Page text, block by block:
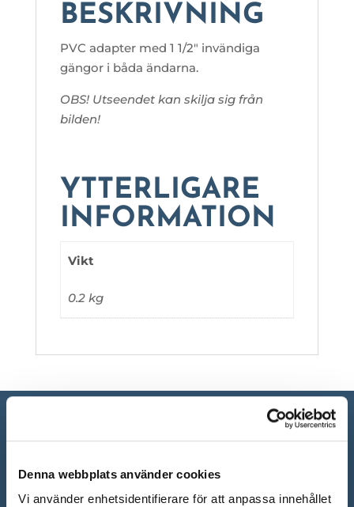
Denna webbplats använder cookies
Vi använder enhetsidentifierare för att anpassa innehållet
BESKRIVNING
PVC adapter med 1 1/2″ invändiga
gängor i båda ändarna.
OBS! Utseendet kan skilja sig från
bilden!
YTTERLIGARE
INFORMATION
Vikt
0.2 kg